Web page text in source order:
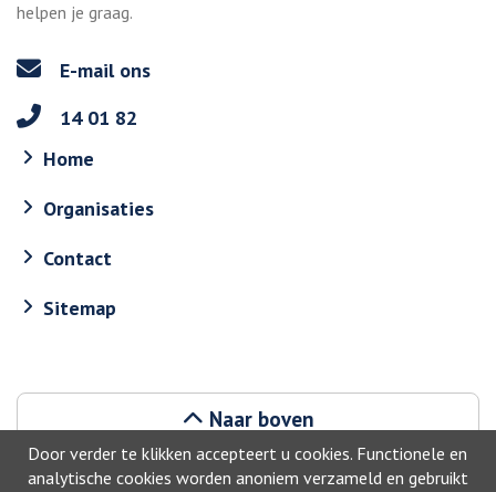
Door verder te klikken accepteert u cookies. Functionele en
analytische cookies worden anoniem verzameld en gebruikt
helpen je graag.
E-mail ons
14 01 82
Home
Organisaties
Contact
Sitemap
Naar boven